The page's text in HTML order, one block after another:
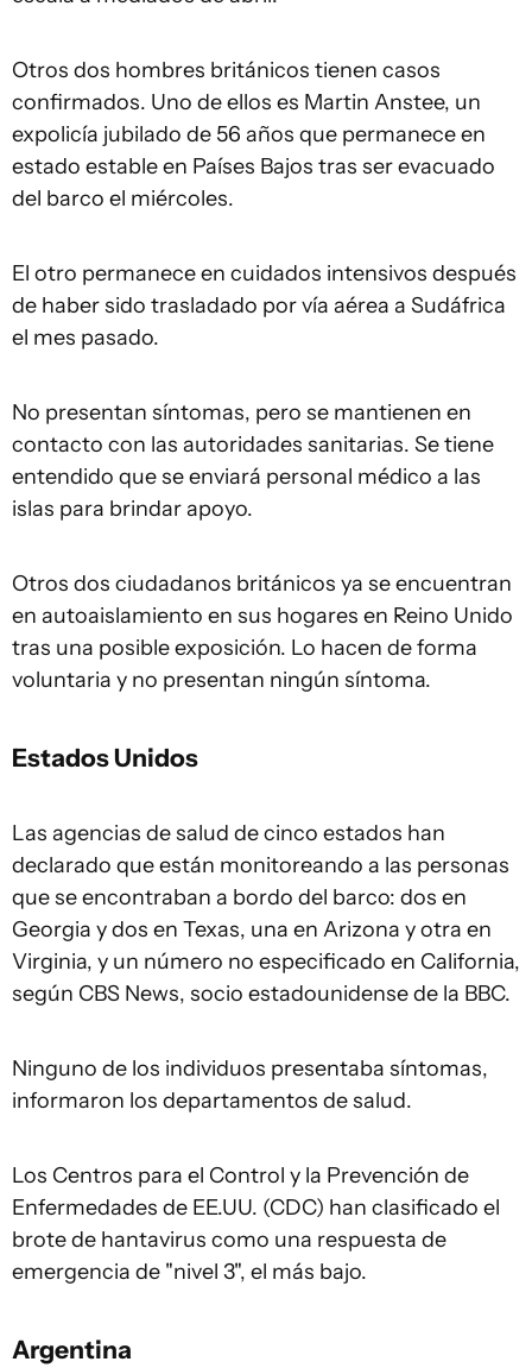
Otros dos hombres británicos tienen casos
confirmados. Uno de ellos es Martin Anstee, un
expolicía jubilado de 56 años que permanece en
estado estable en Países Bajos tras ser evacuado
del barco el miércoles.
El otro permanece en cuidados intensivos después
de haber sido trasladado por vía aérea a Sudáfrica
el mes pasado.
No presentan síntomas, pero se mantienen en
contacto con las autoridades sanitarias. Se tiene
entendido que se enviará personal médico a las
islas para brindar apoyo.
Otros dos ciudadanos británicos ya se encuentran
en autoaislamiento en sus hogares en Reino Unido
tras una posible exposición. Lo hacen de forma
voluntaria y no presentan ningún síntoma.
Estados Unidos
Las agencias de salud de cinco estados han
declarado que están monitoreando a las personas
que se encontraban a bordo del barco: dos en
Georgia y dos en Texas, una en Arizona y otra en
Virginia, y un número no especificado en California,
según CBS News, socio estadounidense de la BBC.
Ninguno de los individuos presentaba síntomas,
informaron los departamentos de salud.
Los Centros para el Control y la Prevención de
Enfermedades de EE.UU. (CDC) han clasificado el
brote de hantavirus como una respuesta de
emergencia de "nivel 3", el más bajo.
Argentina